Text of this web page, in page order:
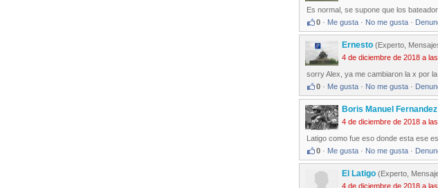
Es normal, se supone que los
0 · Me gusta · No me gusta ·
Ernesto (Experto,
4 de diciembre de 2018 a
sorry Alex, ya me cambiaron la x por
0 · Me gusta · No me gusta ·
Boris Manuel
4 de diciembre de 2018 a
Latigo como fue eso donde esta ese
0 · Me gusta · No me gusta ·
El Latigo (Experto,
4 de diciembre de 2018 a